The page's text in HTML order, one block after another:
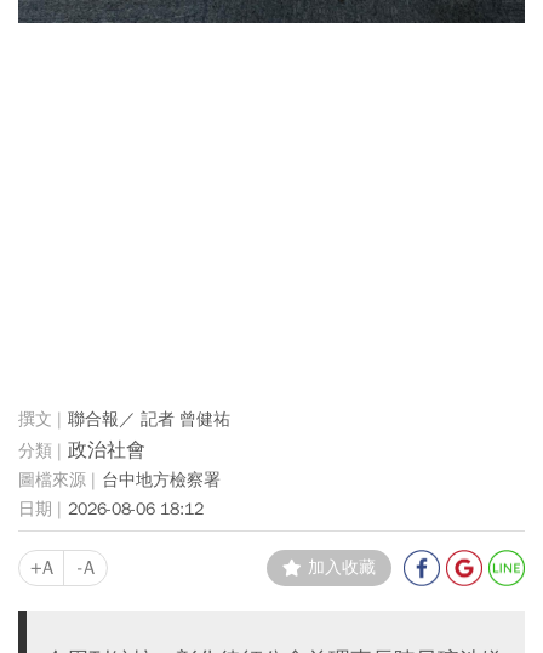
聯合報／ 記者 曾健祐
政治社會
台中地方檢察署
2026-08-06 18:12
+A -A 加入收藏